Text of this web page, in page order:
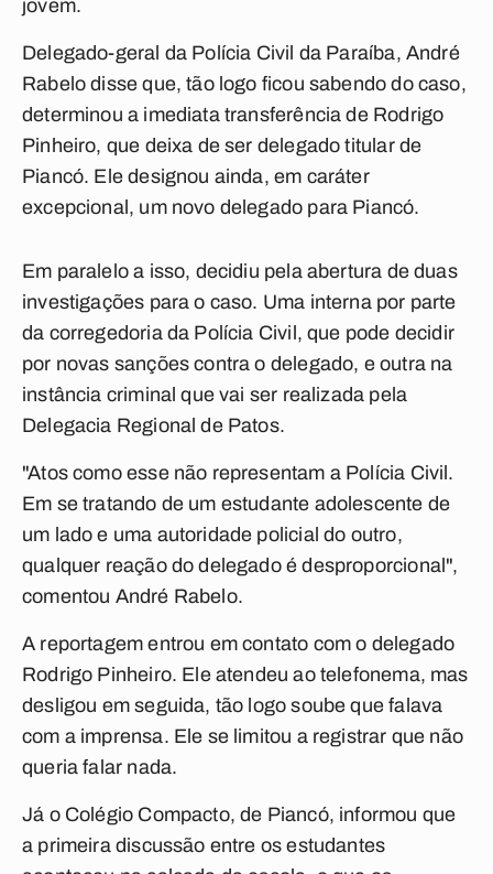
jovem.
Delegado-geral da Polícia Civil da Paraíba, André
Rabelo disse que, tão logo ficou sabendo do caso,
determinou a imediata transferência de Rodrigo
Pinheiro, que deixa de ser delegado titular de
Piancó. Ele designou ainda, em caráter
excepcional, um novo delegado para Piancó.
Em paralelo a isso, decidiu pela abertura de duas
investigações para o caso. Uma interna por parte
da corregedoria da Polícia Civil, que pode decidir
por novas sanções contra o delegado, e outra na
instância criminal que vai ser realizada pela
Delegacia Regional de Patos.
"Atos como esse não representam a Polícia Civil.
Em se tratando de um estudante adolescente de
um lado e uma autoridade policial do outro,
qualquer reação do delegado é desproporcional",
comentou André Rabelo.
A reportagem entrou em contato com o delegado
Rodrigo Pinheiro. Ele atendeu ao telefonema, mas
desligou em seguida, tão logo soube que falava
com a imprensa. Ele se limitou a registrar que não
queria falar nada.
Já o Colégio Compacto, de Piancó, informou que
a primeira discussão entre os estudantes